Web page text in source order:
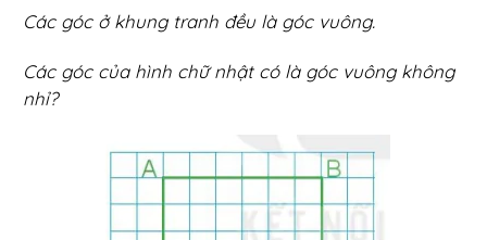
Các góc ở khung tranh đều là góc vuông.
Các góc của hình chữ nhật có là góc vuông không
nhỉ?